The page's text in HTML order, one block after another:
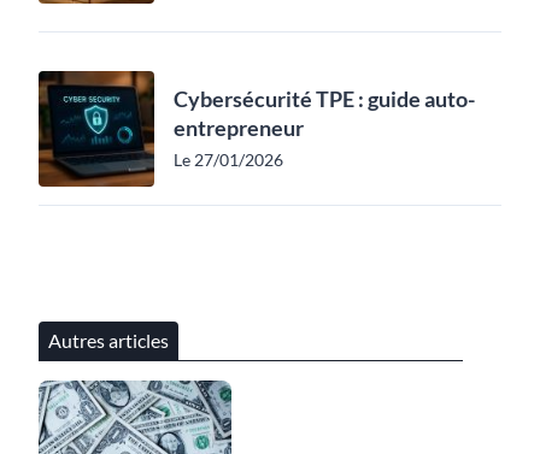
Cybersécurité TPE : guide auto-
entrepreneur
Le 27/01/2026
Autres articles